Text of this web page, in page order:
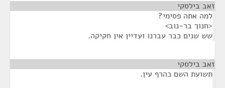
זאב בילסקי
למה אתה פסימי?
<חנוך בר-נוב>
שש שנים כבר עברנו ועדיין אין חקיקה.
זאב בילסקי
תשועת השם כהרף עין.